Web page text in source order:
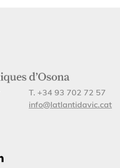
T. +34 93 702 72 57
info@latlantidavic.cat